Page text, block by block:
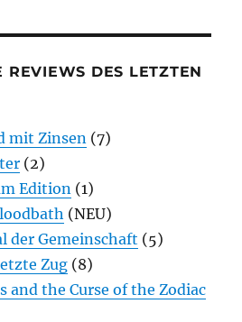
REVIEWS DES LETZTEN
mit Zinsen (7)
(2)
Edition (1)
(NEU)
der Gemeinschaft (5)
Zug (8)
and the Curse of the Zodiac